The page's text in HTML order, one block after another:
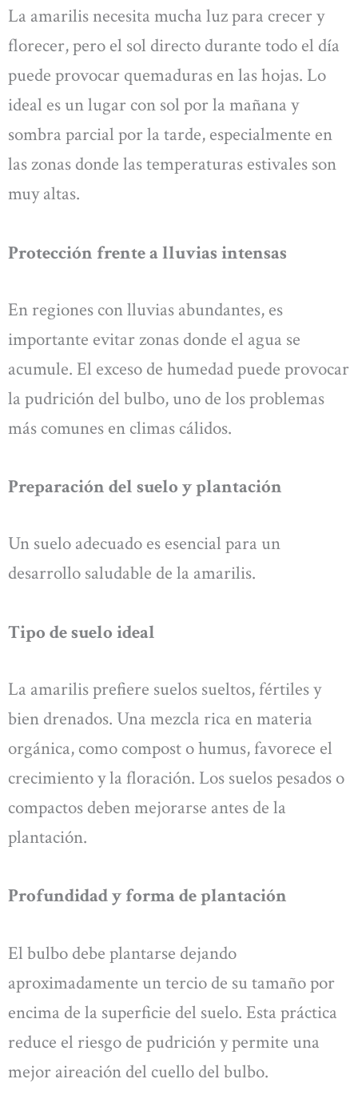
La amarilis necesita mucha luz para crecer y
florecer, pero el sol directo durante todo el día
puede provocar quemaduras en las hojas. Lo
ideal es un lugar con sol por la mañana y
sombra parcial por la tarde, especialmente en
las zonas donde las temperaturas estivales son
muy altas.
Protección frente a lluvias intensas
En regiones con lluvias abundantes, es
importante evitar zonas donde el agua se
acumule. El exceso de humedad puede provocar
la pudrición del bulbo, uno de los problemas
más comunes en climas cálidos.
Preparación del suelo y plantación
Un suelo adecuado es esencial para un
desarrollo saludable de la amarilis.
Tipo de suelo ideal
La amarilis prefiere suelos sueltos, fértiles y
bien drenados. Una mezcla rica en materia
orgánica, como compost o humus, favorece el
crecimiento y la floración. Los suelos pesados o
compactos deben mejorarse antes de la
plantación.
Profundidad y forma de plantación
El bulbo debe plantarse dejando
aproximadamente un tercio de su tamaño por
encima de la superficie del suelo. Esta práctica
reduce el riesgo de pudrición y permite una
mejor aireación del cuello del bulbo.